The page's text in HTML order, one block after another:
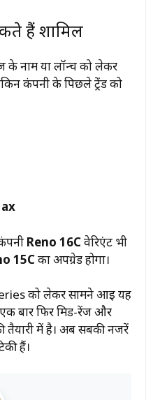
हैं शामिल
के नाम या लॉन्च को लेकर
कंपनी के पिछले ट्रेंड को
Reno 16Cवेरिएंट भी
15Cका अपग्रेड होगा।
को लेकर सामने आई यह
बार फिर मिड-रेंज और
तैयारी में है। अब सबकी नजरें
हैं।